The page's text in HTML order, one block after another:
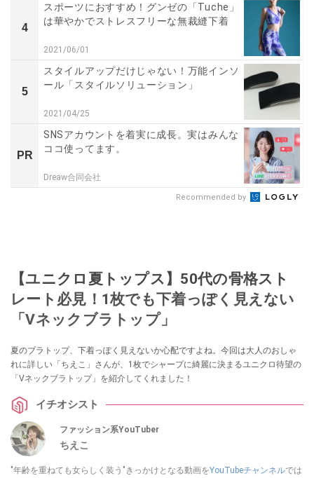
4
スポーツにおすすめ！グンゼの「Tuche」
は華やかでストレスフリーな無裁縫下着
2021/06/01
5
スタイルアップだけじゃない！万能インソ
ール「スタイルソリューション」
2021/04/25
PR
SNSアカウントを着実に成長。実はみんな
ココ使ってます。
Dreaw合同会社
Recommended by
【ユニクロ夏トップス】50代の骨格スト
レート必見！1枚でも下着っぽく見えない
「Vネックブラトップ」
夏のブラトップ、下着っぽく見えないか心配ですよね。今回は大人のおしゃ
れに詳しい「ちえこ」さんが、1枚でシャープに綺麗に決まるユニクロ待望の
「Vネックブラトップ」を紹介してくれました！
イチオシスト
ファッション系YouTuber
ちえこ
"年齢を重ねても女らしく装う"きっかけとなる動画をYouTubeチャンネルでは